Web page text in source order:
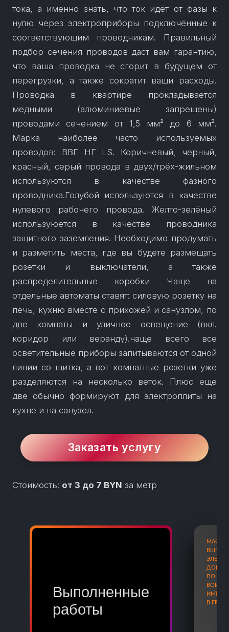
тока, а именно знать, что ток идёт от фазы к
нулю через электроприборы подключённые к
соответствующим проводникам. Правильный
подбор сечения проводов даст вам гарантию,
что ваша проводка не сгорит в будущем от
перегрузки, а также сократит ваши расходы.
Проводка в квартире прокладывается
медными (алюминиевые запрещены)
проводами сечением от 1,5 мм² до 6 мм².
Марка наиболее часто используемых
проводов: ВВГ НГ LS. Коричневый, черный,
красный, серый провода в двух/трёх-жильном
используются в качестве фазного
проводника.Голубой используются в качестве
нулевого рабочего провода. Желто-зелёный
используюется в качестве проводника
защитного заземления. Необходимо продумать
и разметить места, где вы будете размещать
розетки и выключатели, а также
распределительные коробки Чаще на
отдельные автоматы ставят: силовую розетку на
печь, кухню вместе с прихожей и санузлом, по
две комнаты и уличное освещение (вкл.
коридор или веранду).чаще всего все
осветительные приборы запитываются от одной
линии со щитка, а вот комнатные розетки уже
разделяются на несколько веток. Плюс еще
две обычно формируют для электроплиты на
Заказать услугу
Стоимость: от 3 до 7 BYN за метр
Выполненные
работы
ПО
В